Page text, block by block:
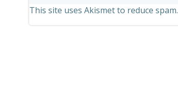
This site uses Akismet to reduce spam.